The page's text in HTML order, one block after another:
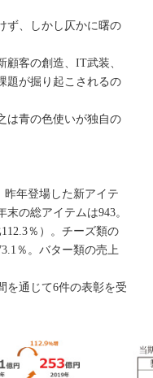
ず、しかし仄かに曙の
客の創造、IT武装、
題が掘り起こされるの
は青の色使いが独自の
年登場した新アイテ
の総アイテムは943。
％）。チーズ類の
％。バター類の売上
通じて6件の表彰を受